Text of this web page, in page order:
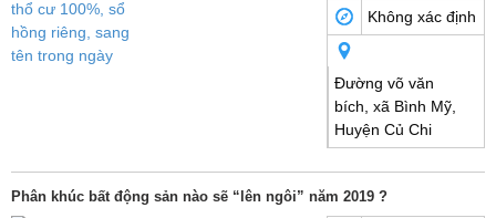
Không xác định
Đường võ văn
bích, xã Bình Mỹ,
Huyện Củ Chi
Phân khúc bất động sản nào sẽ “lên ngôi” năm 2019 ?